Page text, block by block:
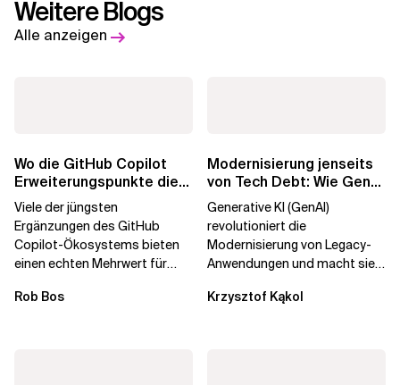
Weitere Blogs
Alle anzeigen
Wo die GitHub Copilot
Erweiterungspunkte die
Governance brechen
Viele der jüngsten
Ergänzungen des GitHub
Copilot-Ökosystems bieten
einen echten Mehrwert für
aber auch die...
Rob Bos
Modernisierung jenseits
von Tech Debt: Wie GenAI
die
Generative KI (GenAI)
revolutioniert die
Modernisierung von Legacy-
Anwendungen und macht sie
Durch die Automatisierung...
Krzysztof Kąkol